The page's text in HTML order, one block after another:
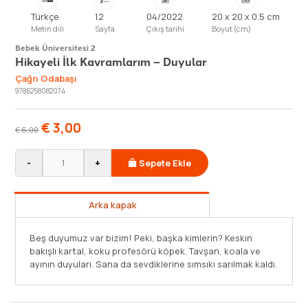
Türkçe
Metin dili
12
Sayfa
04/2022
Çıkış tarihi
20 x 20 x 0.5 cm
Boyut (cm)
Bebek Üniversitesi 2
Hikayeli İlk Kavramlarım – Duyular
Çağrı Odabaşı
9786258082074
€6,00 €3,00
- + Sepete Ekle
Arka kapak
Beş duyumuz var bizim! Peki, başka kimlerin? Keskin
bakışlı kartal, koku profesörü köpek. Tavşan, koala ve
ayının duyuları. Sana da sevdiklerine sımsıkı sarılmak kaldı.